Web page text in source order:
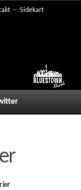
Sidekart